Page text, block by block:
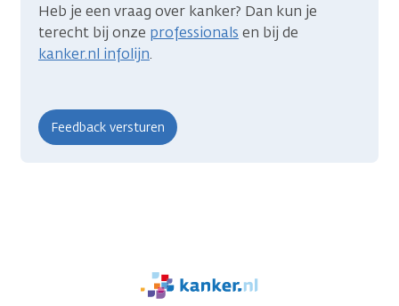
Heb je een vraag over kanker? Dan kun je
terecht bij onze professionals en bij de
kanker.nl infolijn.
We